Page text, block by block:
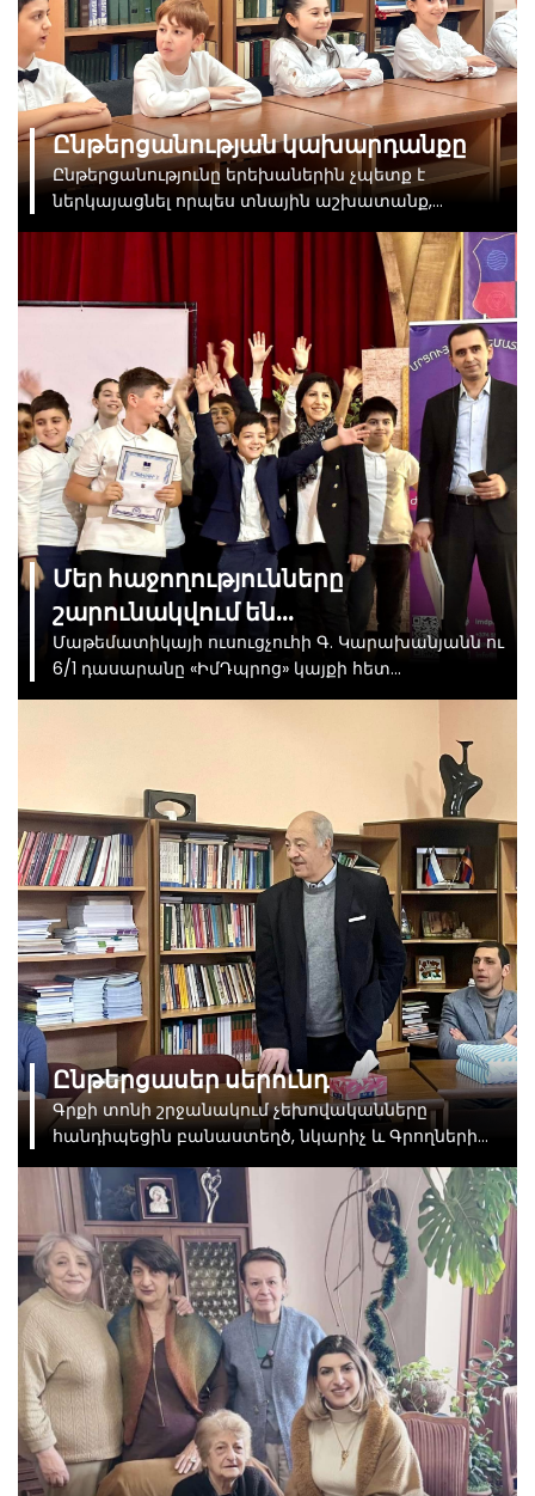
Ընթերցանության կախարդանքը
Ընթերցանությունը երեխաներին չպետք է
ներկայացնել որպես տնային աշխատանք,
պարտականություն: Այն պետք է առաջարկել
որպես նվեր։ Մեր ուսանողները բացահայտեցին
Մեր հաջողությունները
շարունակվում են…
Մաթեմատիկայի ուսուցչուհի Գ. Կարախանյանն ու
6/1 դասարանը «ԻմԴպրոց» կայքի հետ
համագործակցելու և «Մաթեմատիկա» առարկայի
առաջին հորիզոնականը զբաղեցնելու առթիվ
անակնկալներով լեցուն էր. աշակերտները
ստացան նաև «Երևան պարկ»-ի տոմսեր, իսկ
մաթեմատիկայի ուսուցչուհի Գ. Կարախանյանը՝
դրամական պարգև։ Տպավորություններն
անմոռանալի էին։ Շնորհակալություն «ԻմԴպրոց»
կայքին նման նախաձեռնության, ինչպես նաև
ուսուցչի և աշակերտների ջանքերը գնահատելու
համար։
Ընթերցասեր սերունդ
Գրքի տոնի շրջանակում չեխովականները
հանդիպեցին բանաստեղծ, նկարիչ և Գրողների
միության նախագահ Է. Միլիտոնյանի հետ։
Հանդիպումը հետաքրքիր էր և բովանդակալից։